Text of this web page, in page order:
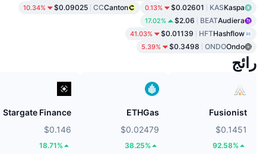
Kaspa
KAS
$0.02601
0.13%
Canton
CC
$0.09025
10.34%
Audiera
BEAT
$2.06
17.02%
Hashflow
HFT
$0.01139
41.03%
Ondo
ONDO
$0.3498
5.39%
رائج
Fusionist
$0.1451
92.58%
ETHGas
$0.02479
38.25%
Stargate Finance
$0.146
18.71%